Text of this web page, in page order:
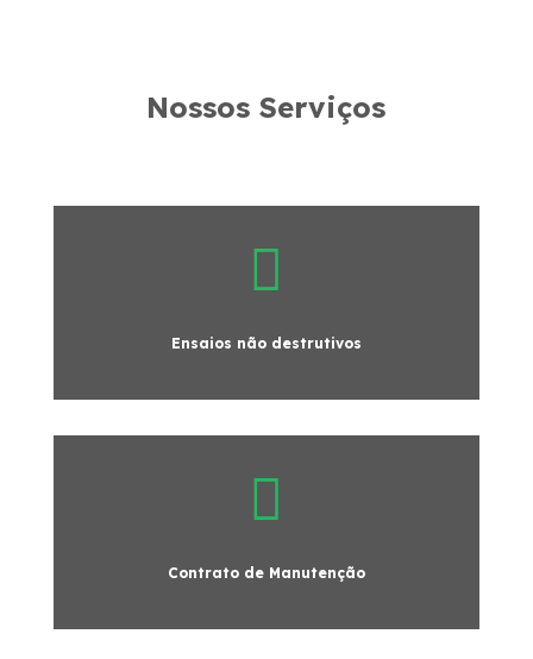
Nossos Serviços

Ensaios não destrutivos

Contrato de Manutenção